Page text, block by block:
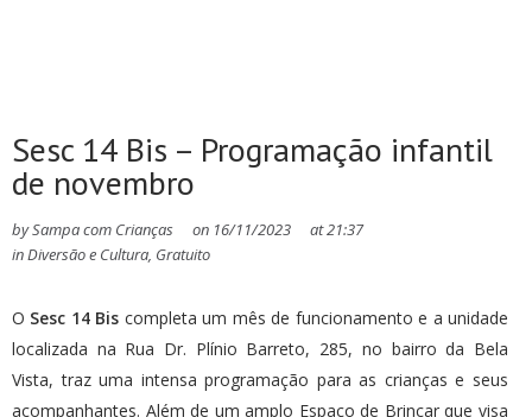
Sesc 14 Bis – Programação infantil
de novembro
bySampa com Crianças on 16/11/2023 at21:37
inDiversão e Cultura, Gratuito
O Sesc 14 Bis completa um mês de funcionamento e a unidade
localizada na Rua Dr. Plínio Barreto, 285, no bairro da Bela
Vista, traz uma intensa programação para as crianças e seus
acompanhantes. Além de um amplo Espaço de Brincar que visa